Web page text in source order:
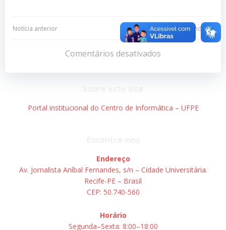
Navegação
Post
Notícia anterior
Navegação
de
Post
Próxima notícia
Comentários desativados
Portal institucional do Centro de Informática – UFPE
Endereço
Av. Jornalista Aníbal Fernandes, s/n – Cidade Universitária.
Recife-PE – Brasil
CEP: 50.740-560
Horário
Segunda–Sexta: 8:00–18:00